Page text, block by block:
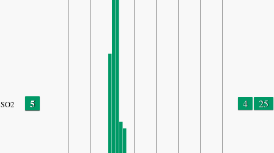
SO2 5 4 25